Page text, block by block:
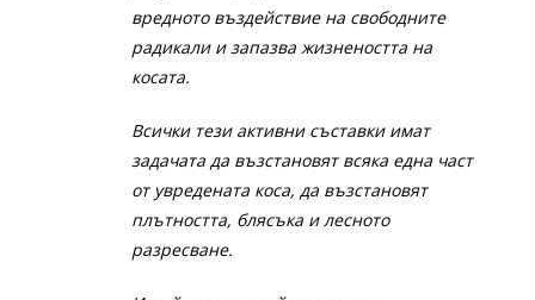
вредното въздействие на свободните
радикали и запазва жизнеността на
косата.
Всички тези активни съставки имат
задачата да възстановят всяка една част
от увредената коса, да възстановят
плътността, блясъка и лесното
разресване.